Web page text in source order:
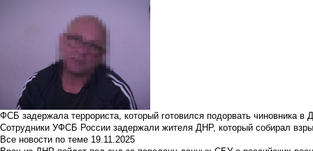
ФСБ задержала террориста, который готовился подорвать чиновника в
Сотрудники УФСБ России задержали жителя ДНР, который собирал
Все новости по теме 19.11.2025